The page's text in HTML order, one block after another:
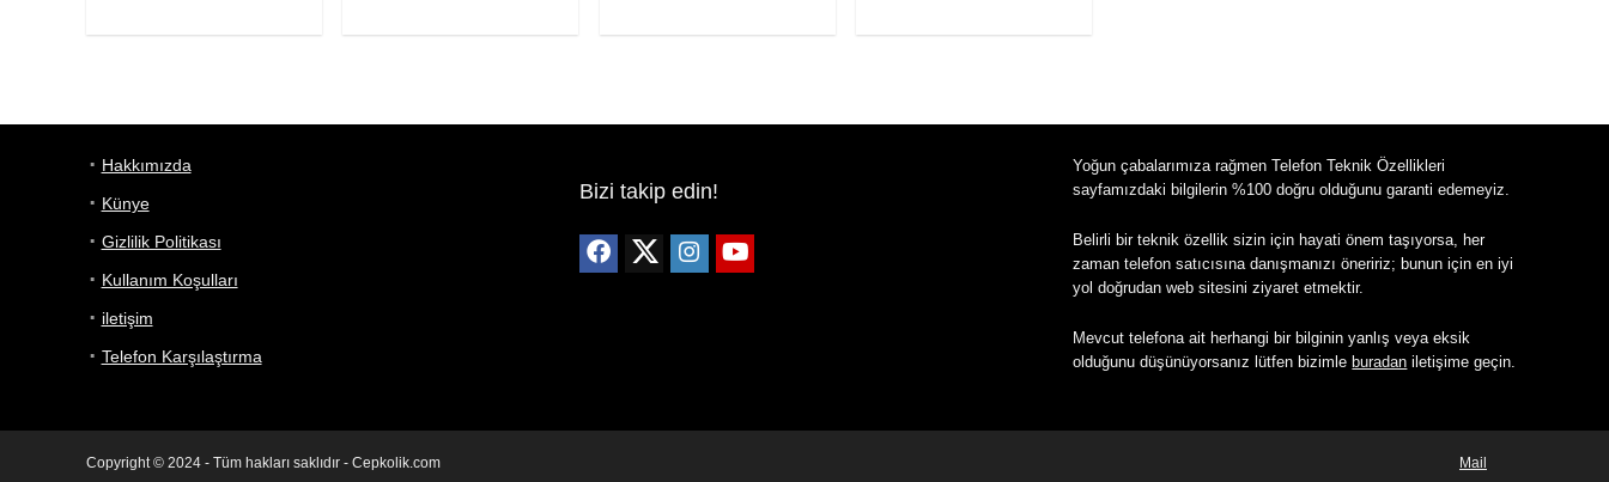
Hakkımızda
Künye
Gizlilik Politikası
Kullanım Koşulları
iletişim
Telefon Karşılaştırma
Bizi takip edin!
Yoğun çabalarımıza rağmen Telefon Teknik Özellikleri
sayfamızdaki bilgilerin %100 doğru olduğunu garanti edemeyiz.
Belirli bir teknik özellik sizin için hayati önem taşıyorsa, her
zaman telefon satıcısına danışmanızı öneririz; bunun için en iyi
yol doğrudan web sitesini ziyaret etmektir.
Mevcut telefona ait herhangi bir bilginin yanlış veya eksik
olduğunu düşünüyorsanız lütfen bizimleburadan iletişime geçin.
Copyright © 2024 - Tüm hakları saklıdır - Cepkolik.com Mail